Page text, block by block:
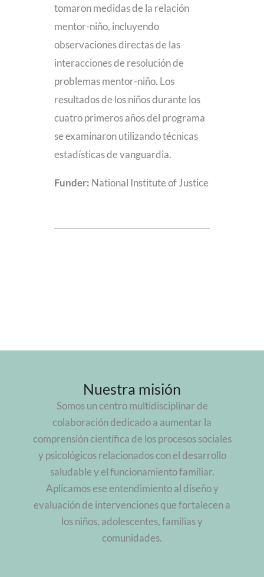
tomaron medidas de la relación
mentor-niño, incluyendo
observaciones directas de las
interacciones de resolución de
problemas mentor-niño. Los
resultados de los niños durante los
cuatro primeros años del programa
se examinaron utilizando técnicas
estadísticas de vanguardia.
Funder: National Institute of Justice
Nuestra misión
Somos un centro multidisciplinar de
colaboración dedicado a aumentar la
comprensión científica de los procesos sociales
y psicológicos relacionados con el desarrollo
saludable y el funcionamiento familiar.
Aplicamos ese entendimiento al diseño y
evaluación de intervenciones que fortalecen a
los niños, adolescentes, familias y
comunidades.